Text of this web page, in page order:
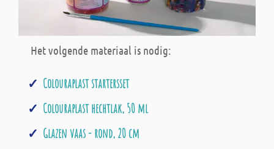
Het volgende materiaal is nodig:
Colouraplast startersset
Colouraplast hechtlak, 50 ml
Glazen vaas - rond, 20 cm